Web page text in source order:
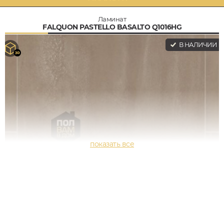
Ламинат
FALQUON PASTELLO BASALTO Q1016HG
В НАЛИЧИИ